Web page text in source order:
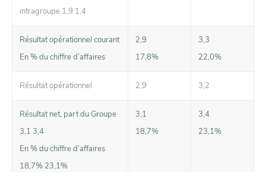
intragroupe 1,9 1,4
Résultat opérationnel courant
En % du chiffre d’affaires
2,9
17,8%
3,3
22,0%
Résultat opérationnel 2,9 3,2
Résultat net, part du Groupe
3,1 3,4
En % du chiffre d’affaires
18,7% 23,1%
3,1
18,7%
3,4
23,1%